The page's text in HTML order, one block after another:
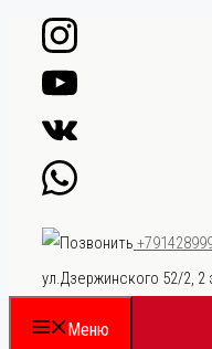
Перейти
содержимому
ул.Дзержинского 52/2, 2
Меню